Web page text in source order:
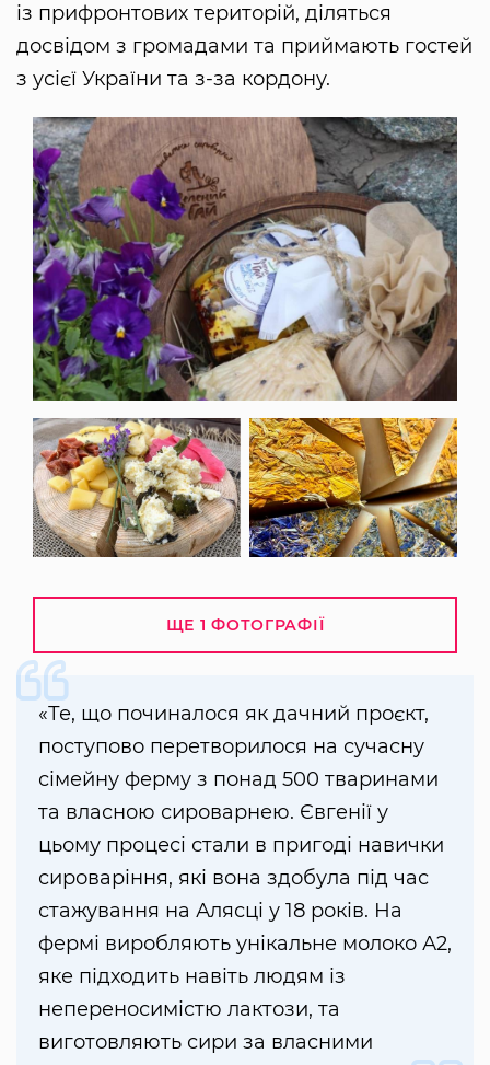
із прифронтових територій, діляться
досвідом з громадами та приймають гостей
з усієї України та з-за кордону.
ЩЕ 1 ФОТОГРАФІЇ
«Те, що починалося як дачний проєкт,
поступово перетворилося на сучасну
сімейну ферму з понад 500 тваринами
та власною сироварнею. Євгенії у
цьому процесі стали в пригоді навички
сироваріння, які вона здобула під час
стажування на Алясці у 18 років. На
фермі виробляють унікальне молоко А2,
яке підходить навіть людям із
непереносимістю лактози, та
виготовляють сири за власними